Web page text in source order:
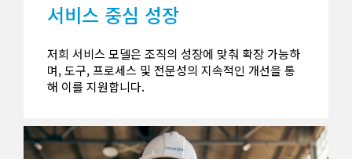
서비스 중심 성장
저희 서비스 모델은 조직의 성장에 맞춰 확장 가능하
며, 도구, 프로세스 및 전문성의 지속적인 개선을 통
해 이를 지원합니다.